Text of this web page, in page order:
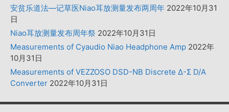
安贫乐道法—记草医Niao耳放测量发布两周年 2022年10月31
日
Niao耳放测量发布周年祭 2022年10月31日
Measurements of Cyaudio Niao Headphone Amp 2022年
10月31日
Measurements of VEZZOSO DSD-NB Discrete Δ-Σ D/A
Converter 2022年10月31日